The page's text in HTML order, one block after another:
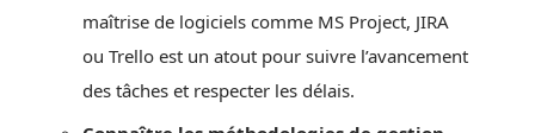
maîtrise de logiciels comme MS Project, JIRA
ou Trello est un atout pour suivre l’avancement
des tâches et respecter les délais.